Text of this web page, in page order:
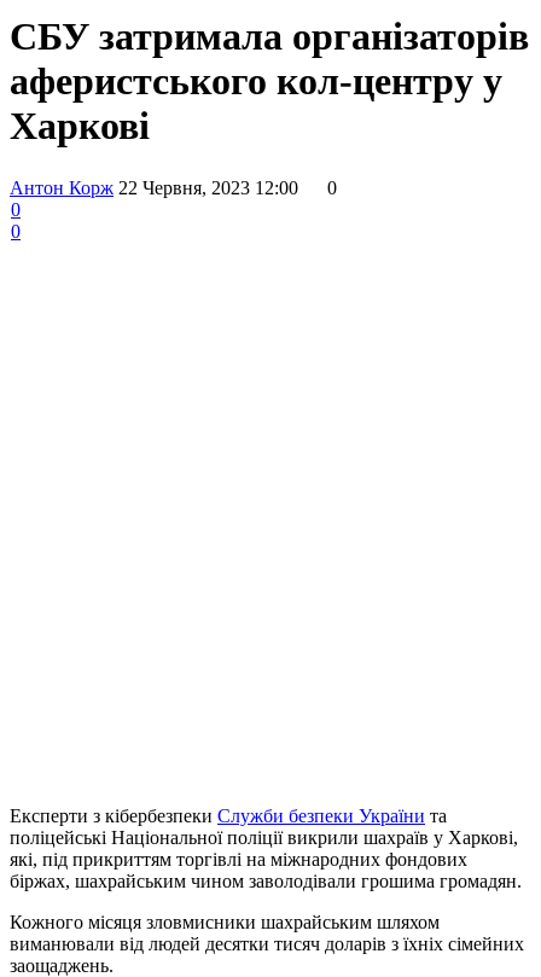
СБУ затримала організаторів
аферистського кол-центру у
Харкові
Антон Корж 22 Червня, 2023 12:00
0
0
0
Експерти з кібербезпеки Служби безпеки України та
поліцейські Національної поліції викрили шахраїв у Харкові,
які, під прикриттям торгівлі на міжнародних фондових
біржах, шахрайським чином заволодівали грошима громадян.
Кожного місяця зловмисники шахрайським шляхом
виманювали від людей десятки тисяч доларів з їхніх сімейних
заощаджень.